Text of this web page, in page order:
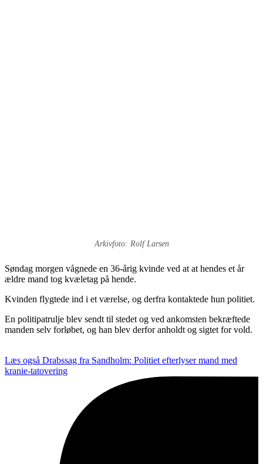
Arkivfoto: Rolf Larsen
Søndag morgen vågnede en 36-årig kvinde ved at at hendes et år
ældre mand tog kvæletag på hende.
Kvinden flygtede ind i et værelse, og derfra kontaktede hun politiet.
En politipatrulje blev sendt til stedet og ved ankomsten bekræftede
manden selv forløbet, og han blev derfor anholdt og sigtet for vold.
Læs også Drabssag fra Sandholm: Politiet efterlyser mand med
kranie-tatovering